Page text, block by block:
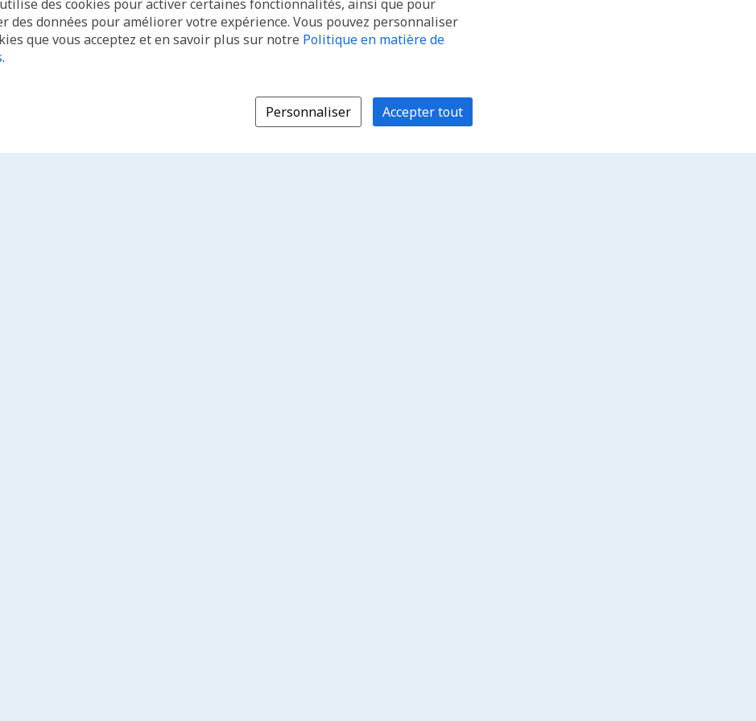
des cookies pour activer certaines fonctionnalités, ainsi que pour
des données pour améliorer votre expérience. Vous pouvez personnaliser
que vous acceptez et en savoir plus sur notre Politique en matière de
.
Personnaliser Accepter tout